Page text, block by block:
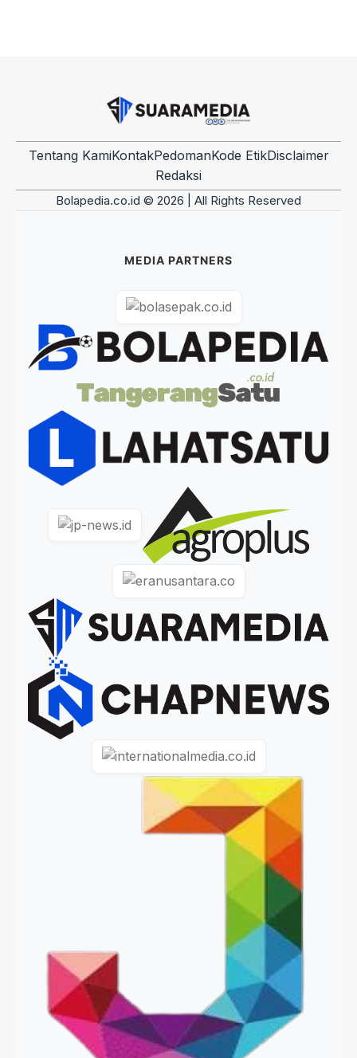
Tentang KamiKontakPedomanKode EtikDisclaimer
Redaksi
Bolapedia.co.id © 2026 | All Rights Reserved
MEDIA PARTNERS